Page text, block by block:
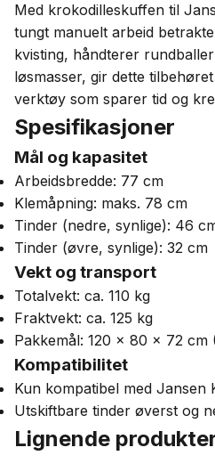
Med krokodilleskuffen til
tungt manuelt arbeid
kvisting, håndterer
løsmasser, gir dette
verktøy som sparer tid og
Spesifikasjoner
Mål og kapasitet
Arbeidsbredde: 77 cm
Klemåpning: maks. 78 cm
Tinder (nedre, synlige): 46
Tinder (øvre, synlige): 32 cm
Vekt og transport
Totalvekt: ca. 110 kg
Fraktvekt: ca. 125 kg
Pakkemål: 120 x 80 x 72 cm
Kompatibilitet
Kun kompatibel med Jansen
Utskiftbare tinder øverst og
Lignende